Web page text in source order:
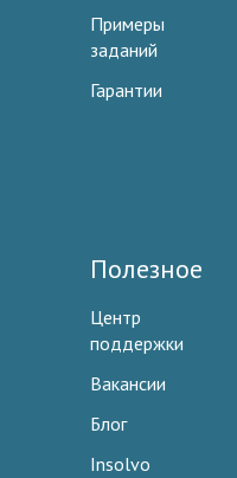
Примеры
заданий
Гарантии
Полезное
Центр
поддержки
Вакансии
Блог
Insolvo